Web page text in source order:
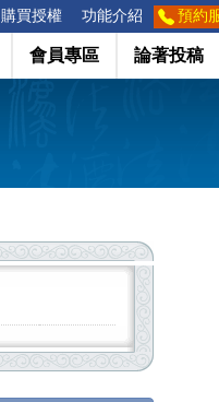
購買授權 功能介紹 預約
會員專區 論著投稿